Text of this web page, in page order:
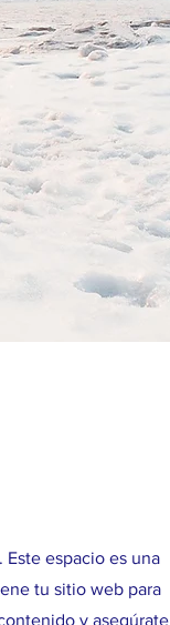
espacio es una
tu sitio web para
y asegúrate